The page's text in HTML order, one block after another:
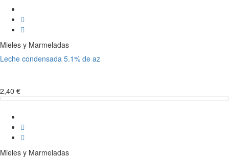
Mieles y Marmeladas
Leche condensada 5.1% de az
2,40 €
Mieles y Marmeladas